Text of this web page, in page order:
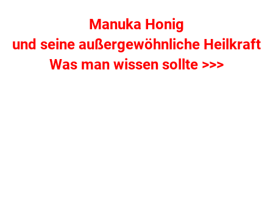
Manuka Honig
und seine außergewöhnliche Heilkraft
Was man wissen sollte >>>